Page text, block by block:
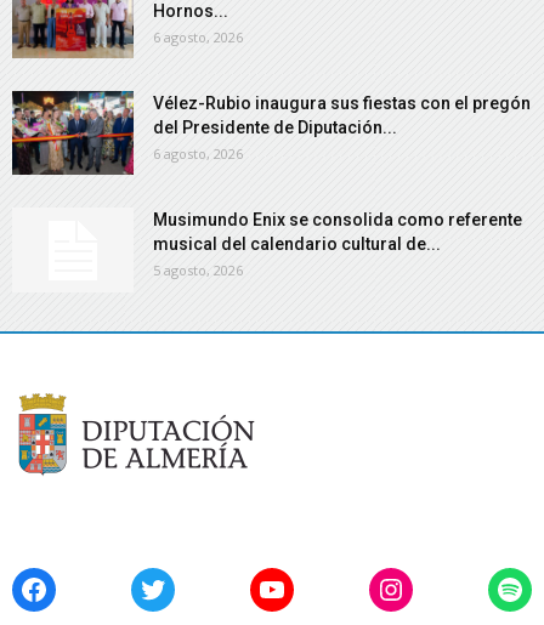
Hornos...
6 agosto, 2026
Vélez-Rubio inaugura sus fiestas con el pregón
del Presidente de Diputación...
6 agosto, 2026
Musimundo Enix se consolida como referente
musical del calendario cultural de...
5 agosto, 2026
FacebookTwitter YouTubeInstagram